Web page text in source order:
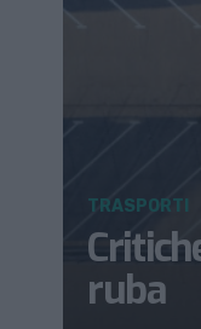
ruba
TRASPORTI